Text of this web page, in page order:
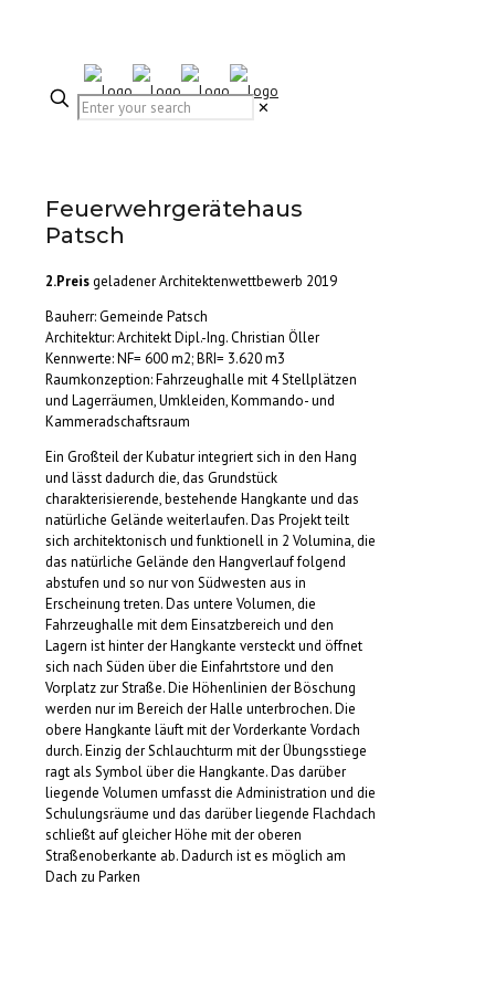
✕
Feuerwehrgerätehaus
Patsch
2.Preisgeladener Architektenwettbewerb 2019
Bauherr: Gemeinde Patsch
Architektur: Architekt Dipl.-Ing. Christian Öller
Kennwerte: NF= 600 m2; BRI= 3.620 m3
Raumkonzeption: Fahrzeughalle mit 4 Stellplätzen
und Lagerräumen, Umkleiden, Kommando- und
Kammeradschaftsraum
Ein Großteil der Kubatur integriert sich in den Hang
und lässt dadurch die, das Grundstück
charakterisierende, bestehende Hangkante und das
natürliche Gelände weiterlaufen. Das Projekt teilt
sich architektonisch und funktionell in 2 Volumina, die
das natürliche Gelände den Hangverlauf folgend
abstufen und so nur von Südwesten aus in
Erscheinung treten. Das untere Volumen, die
Fahrzeughalle mit dem Einsatzbereich und den
Lagern ist hinter der Hangkante versteckt und öffnet
sich nach Süden über die Einfahrtstore und den
Vorplatz zur Straße. Die Höhenlinien der Böschung
werden nur im Bereich der Halle unterbrochen. Die
obere Hangkante läuft mit der Vorderkante Vordach
durch. Einzig der Schlauchturm mit der Übungsstiege
ragt als Symbol über die Hangkante. Das darüber
liegende Volumen umfasst die Administration und die
Schulungsräume und das darüber liegende Flachdach
schließt auf gleicher Höhe mit der oberen
Straßenoberkante ab. Dadurch ist es möglich am
Dach zu Parken